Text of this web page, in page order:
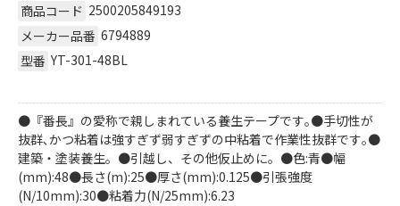
商品コード 2500205849193
メーカー品番 6794889
型番 YT-301-48BL
●『番長』の愛称で親しまれている養生テープです｡●手切性が
抜群､かつ粘着は強すぎず弱すぎずの中粘着で作業性抜群です｡●
建築・塗装養生。●引越し、その他仮止めに。●色:青●幅
(mm):48●長さ(m):25●厚さ(mm):0.125●引張強度
(N/10mm):30●粘着力(N/25mm):6.23